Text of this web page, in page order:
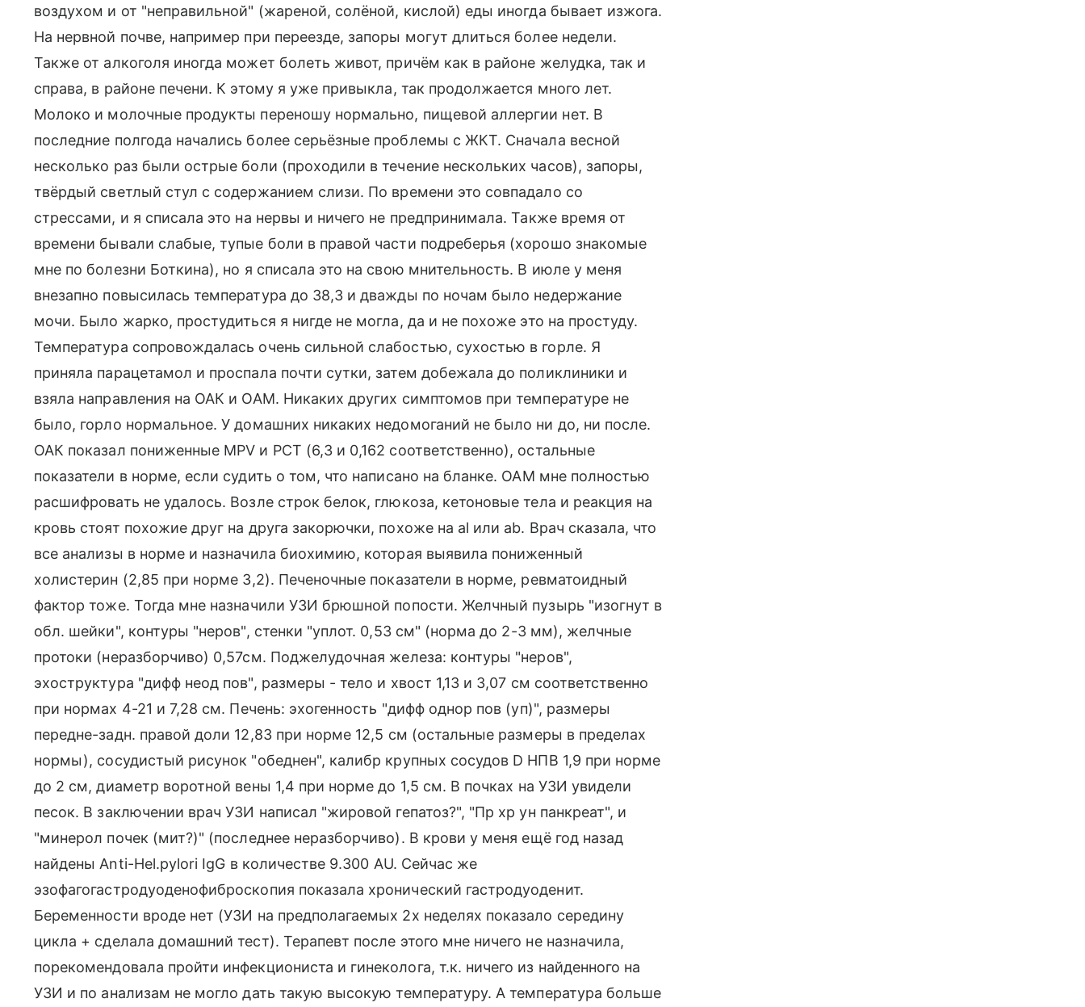
воздухом и от "неправильной" (жареной, солёной, кислой) еды иногда бывает изжога.
На нервной почве, например при переезде, запоры могут длиться более недели.
Также от алкоголя иногда может болеть живот, причём как в районе желудка, так и
справа, в районе печени. К этому я уже привыкла, так продолжается много лет.
Молоко и молочные продукты переношу нормально, пищевой аллергии нет. В
последние полгода начались более серьёзные проблемы с ЖКТ. Сначала весной
несколько раз были острые боли (проходили в течение нескольких часов), запоры,
твёрдый светлый стул с содержанием слизи. По времени это совпадало со
стрессами, и я списала это на нервы и ничего не предпринимала. Также время от
времени бывали слабые, тупые боли в правой части подреберья (хорошо знакомые
мне по болезни Боткина), но я списала это на свою мнительность. В июле у меня
внезапно повысилась температура до 38,3 и дважды по ночам было недержание
мочи. Было жарко, простудиться я нигде не могла, да и не похоже это на простуду.
Температура сопровождалась очень сильной слабостью, сухостью в горле. Я
приняла парацетамол и проспала почти сутки, затем добежала до поликлиники и
взяла направления на ОАК и ОАМ. Никаких других симптомов при температуре не
было, горло нормальное. У домашних никаких недомоганий не было ни до, ни после.
ОАК показал пониженные MPV и PCT (6,3 и 0,162 соответственно), остальные
показатели в норме, если судить о том, что написано на бланке. ОАМ мне полностью
расшифровать не удалось. Возле строк белок, глюкоза, кетоновые тела и реакция на
кровь стоят похожие друг на друга закорючки, похоже на al или ab. Врач сказала, что
все анализы в норме и назначила биохимию, которая выявила пониженный
холистерин (2,85 при норме 3,2). Печеночные показатели в норме, ревматоидный
фактор тоже. Тогда мне назначили УЗИ брюшной попости. Желчный пузырь "изогнут в
обл. шейки", контуры "неров", стенки "уплот. 0,53 см" (норма до 2-3 мм), желчные
протоки (неразборчиво) 0,57см. Поджелудочная железа: контуры "неров",
эхоструктура "дифф неод пов", размеры - тело и хвост 1,13 и 3,07 см соответственно
при нормах 4-21 и 7,28 см. Печень: эхогенность "дифф однор пов (уп)", размеры
передне-задн. правой доли 12,83 при норме 12,5 см (остальные размеры в пределах
нормы), сосудистый рисунок "обеднен", калибр крупных сосудов D НПВ 1,9 при норме
до 2 см, диаметр воротной вены 1,4 при норме до 1,5 см. В почках на УЗИ увидели
песок. В заключении врач УЗИ написал "жировой гепатоз?", "Пр хр ун панкреат", и
"минерол почек (мит?)" (последнее неразборчиво). В крови у меня ещё год назад
найдены Anti-Hel.pylori IgG в количестве 9.300 AU. Сейчас же
эзофагогастродуоденофиброскопия показала хронический гастродуоденит.
Беременности вроде нет (УЗИ на предполагаемых 2х неделях показало середину
цикла + сделала домашний тест). Терапевт после этого мне ничего не назначила,
порекомендовала пройти инфекциониста и гинеколога, т.к. ничего из найденного на
УЗИ и по анализам не могло дать такую высокую температуру. А температура больше